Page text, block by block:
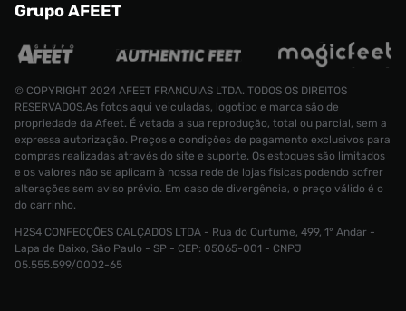
Sandália
Grupo AFEET
© COPYRIGHT 2024 AFEET FRANQUIAS LTDA. TODOS OS DIREITOS
RESERVADOS.As fotos aqui veiculadas, logotipo e marca são de
propriedade da Afeet. É vetada a sua reprodução, total ou parcial, sem a
expressa autorização. Preços e condições de pagamento exclusivos para
compras realizadas através do site e suporte. Os estoques são limitados
e os valores não se aplicam à nossa rede de lojas físicas podendo sofrer
alterações sem aviso prévio. Em caso de divergência, o preço válido é o
do carrinho.
H2S4 CONFECÇÕES CALÇADOS LTDA - Rua do Curtume, 499, 1° Andar -
Lapa de Baixo, São Paulo - SP - CEP: 05065-001 - CNPJ
05.555.599/0002-65